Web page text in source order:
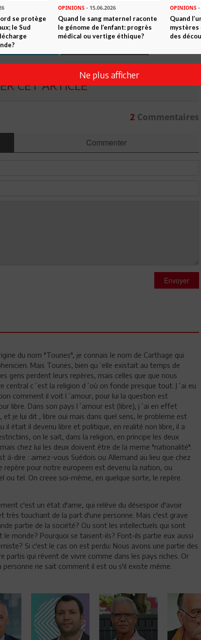
PARTAGEZ-LE AVEC VOS AMIS !
CET ARTICLE
2Commentaires
Commenter
Envoyer
du nom "Tounes", je connais le nom de Carthage qui
Mais Tounes, bien qu´elle existait au temps de
gens perdent leurs repères, mais celles que que nous
central c´est la religion d´où on fonde presque tout. J´ai eu
comment il voit l´amour, pour lui la question est
libre. Dans son pays l´amour est (libre), j´ai en effet
je lui dit , libre oui mais dans quel sens, le probleme est
il était il devenu libre et politique, en realité non libre, il a
on le sait, dans la religion, en principe les deux
chez lui les deux doivent être de la meme "nationalité".
á-dire : aimez-vous Suédois ou Allemand au lieu que chez
repère pour notre europeen est devenu la nation, ou
ou tel. On creee soi-même, en quelque sorte, le repère.
c'est un état d'ame, qui relève du désespoir d'avoir
très touchant de la part d'une personne. Mais c'est grave
partie de la société? Ou sont les intellectuels qui sont
monde? Pourquoi se taisent-ils? Font-ils partie eux aussi
Si c'est le cas on est perdu: Nous avons une partie des
partis qui rêvent de vivre comme dans les pays riches. Or
personne ne sait comment il est ou s'il existe même.
se protège
le Sud
OPINIONS - 15.06.2026
Quand le sang maternel raconte
le génome de l’enfant: progrès
médical ou vertige éthique?
OPINIONS-
Quand
mystères
des
Ne plus afficher